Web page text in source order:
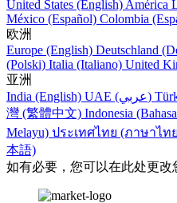
United States (English) América
México (Español) Colombia
欧洲
Europe (English) Deutschland
(Polski) Italia (Italiano) United
亚洲
India (English)
UAE (عربي)
灣 (繁體中文) Indonesia
Melayu) ประเทศไทย (ภาษาไท
本語)
如有必要，您可以在此处更改